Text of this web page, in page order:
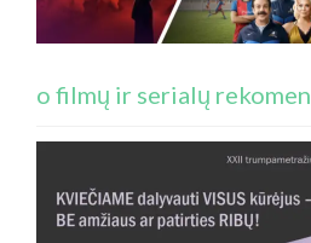
o filmų ir serialų